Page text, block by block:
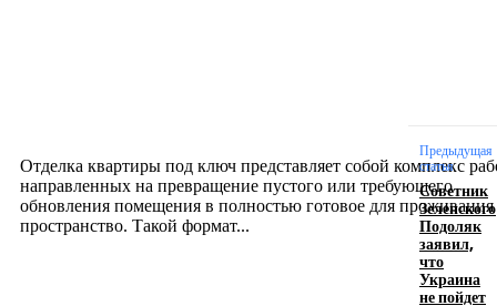
Отделка квартиры под ключ представляет собой комплекс
направленных на превращение пустого или требующего
обновления помещения в полностью готовое для проживания
пространство. Такой формат...
Предыдущая
статья
Советник
Зеленского
Подоляк
заявил,
что
Украина
не пойдет